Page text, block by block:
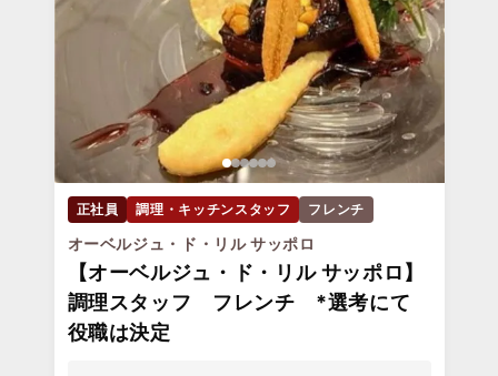
正社員 調理・キッチンスタッフ フレンチ
オーベルジュ・ド・リル サッポロ
【オーベルジュ・ド・リル サッポロ】
調理スタッフ フレンチ *選考にて
役職は決定